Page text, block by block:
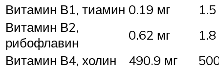
Витамин В1, тиамин 0.19 мг
Витамин В2,
рибофлавин
0.62 мг
Витамин В4, холин
490.9 мг